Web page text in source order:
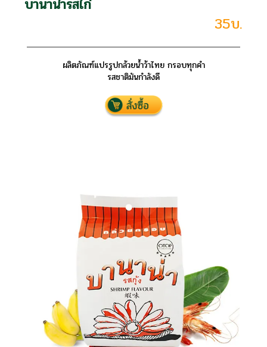
บานาน่ารสไก่
35บ.
ผลิตภัณฑ์แปรรูปกล้วยน้ำว้าไทย กรอบทุกคำ
รสชาติมันกำลังดี